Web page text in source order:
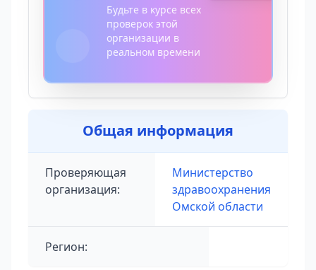
Будьте в курсе всех
проверок этой
организации в
реальном времени
Общая информация
Проверяющая
организация:
Министерство
здравоохранения
Омской области
Регион: